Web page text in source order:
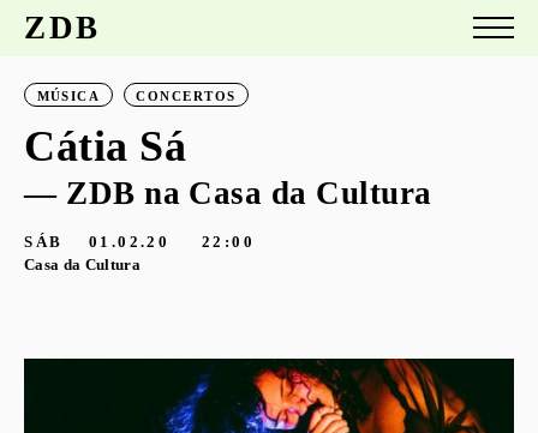
ZDB
MÚSICA CONCERTOS
Cátia Sá
— ZDB na Casa da Cultura
SÁB 01.02.20
22:00
Casa da Cultura